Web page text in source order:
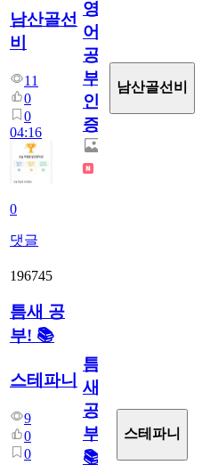
남산골선
비
11
0
0
04:16
0
댓글
영
어
공
부
인
증
남산골선비
196745
틈새 공
부! 📚
스테파니
9
0
0
틈
새
공
부!
📚
스테파니